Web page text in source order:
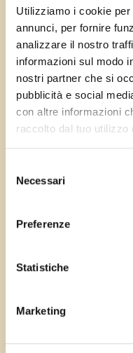
Utilizziamo i cookie
annunci, per fornire
analizzare il nostro
informazioni sul modo
nostri partner che si
pubblicità e social
con altre informazioni
raccolto dal tuo utilizzo
delNecessari
Preferenze
Statistiche
Marketing
proposte di
ad esempio,
prive di
poi sfruttiamo
di riso, non
tradizionali
Usiamo il più
di per sé,
zuccheri e
dessert a